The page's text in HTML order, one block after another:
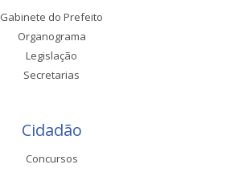
Gabinete do Prefeito
Organograma
Legislação
Secretarias
Cidadão
Concursos